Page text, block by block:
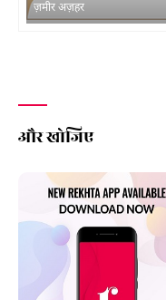
ज़मीर अज़हर
और खोजिए